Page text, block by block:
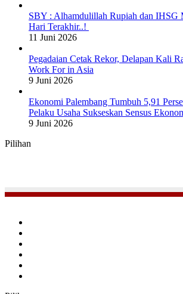
SBY : Alhamdulillah Rupiah dan IHSG
Hari Terakhir..!
11 Juni 2026
Pegadaian Cetak Rekor, Delapan Kali
Work For in Asia
9 Juni 2026
Ekonomi Palembang Tumbuh 5,91
Pelaku Usaha Sukseskan Sensus
9 Juni 2026
Pilihan